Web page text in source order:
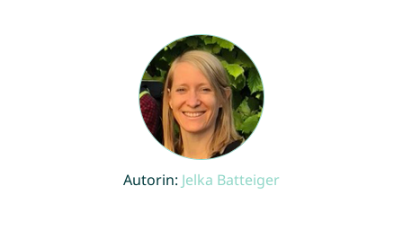
Autorin: Jelka Batteiger